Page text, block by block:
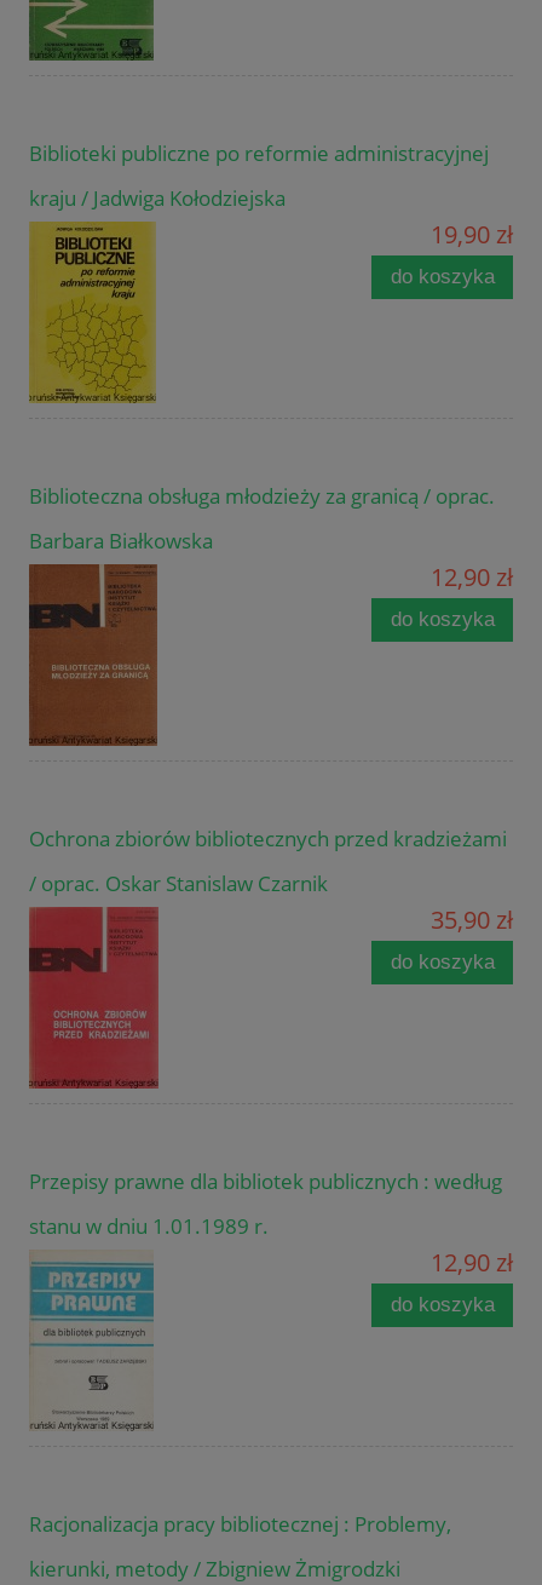
Biblioteki publiczne po reformie administracyjnej
kraju / Jadwiga Kołodziejska
19,90 zł
do koszyka
Biblioteczna obsługa młodzieży za granicą / oprac.
Barbara Białkowska
12,90 zł
do koszyka
Ochrona zbiorów bibliotecznych przed kradzieżami
/ oprac. Oskar Stanislaw Czarnik
35,90 zł
do koszyka
Przepisy prawne dla bibliotek publicznych : według
stanu w dniu 1.01.1989 r.
12,90 zł
do koszyka
Racjonalizacja pracy bibliotecznej : Problemy,
kierunki, metody / Zbigniew Żmigrodzki